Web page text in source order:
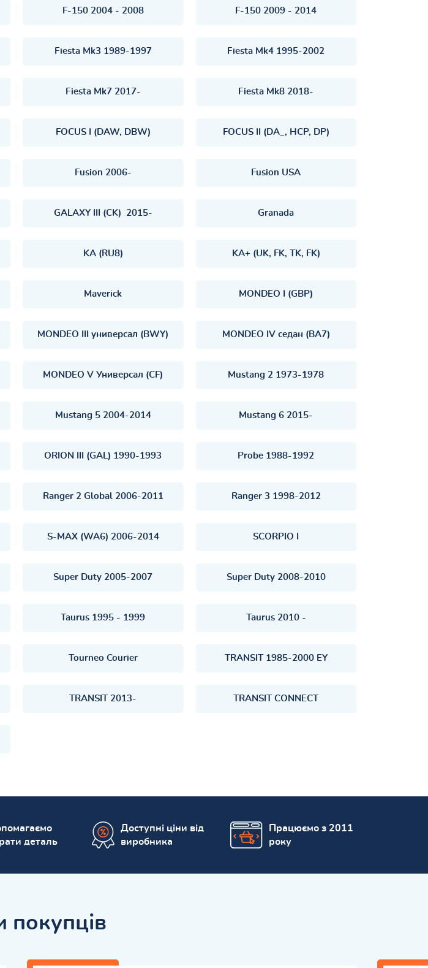
F-150 2004 - 2008 F-150 2009 - 2014
Fiesta Mk3 1989-1997 Fiesta Mk4 1995-2002
Fiesta Mk7 2017- Fiesta Mk8 2018-
FOCUS I (DAW, DBW) FOCUS II (DA_, HCP, DP)
Fusion 2006- Fusion USA
GALAXY III (CK) 2015- Granada
KA (RU8) KA+ (UK, FK, TK, FK)
Maverick MONDEO I (GBP)
MONDEO III универсал (BWY) MONDEO IV седан (BA7)
MONDEO V Универсал (CF) Mustang 2 1973-1978
Mustang 5 2004-2014 Mustang 6 2015-
ORION III (GAL) 1990-1993 Probe 1988-1992
Ranger 2 Global 2006-2011 Ranger 3 1998-2012
S-MAX (WA6) 2006-2014 SCORPIO I
Super Duty 2005-2007 Super Duty 2008-2010
Taurus 1995 - 1999 Taurus 2010 -
Tourneo Courier TRANSIT 1985-2000 EY
TRANSIT 2013- TRANSIT CONNECT
деталь
Доступні ціни від
виробника
Працюємо з 2011
року
покупців